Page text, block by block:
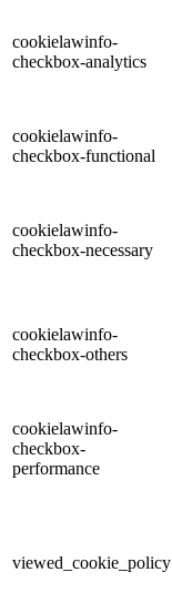
cookielawinfo-
checkbox-analytics
cookielawinfo-
checkbox-functional
cookielawinfo-
checkbox-necessary
cookielawinfo-
checkbox-others
cookielawinfo-
checkbox-
performance
viewed_cookie_policy